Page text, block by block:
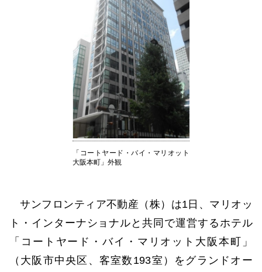
「コートヤード・バイ・マリオット
大阪本町」外観
サンフロンティア不動産（株）は1日、マリオッ
ト・インターナショナルと共同で運営するホテル
「コートヤード・バイ・マリオット大阪本町」
（大阪市中央区、客室数193室）をグランドオー